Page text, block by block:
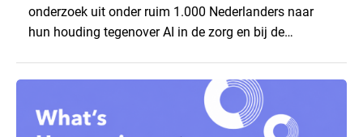
onderzoek uit onder ruim 1.000 Nederlanders naar
hun houding tegenover AI in de zorg en bij de
toepassingen, en waar trekken zij een grens? Dit
artikel is aangeleverd door kennispartner Miles
Research. ▼ De uitkomsten zijn…